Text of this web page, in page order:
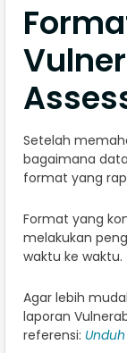
Setelah
bagaimana
format yang
Format yang
melakukan
waktu ke waktu.
Agar lebih
laporan
referensi: